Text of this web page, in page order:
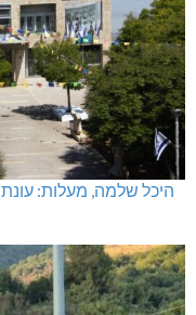
היכל שלמה, מעלות: עונת 26-27